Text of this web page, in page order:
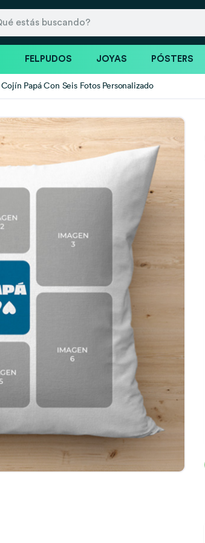
FELPUDOS JOYAS PÓSTERS
Cojín Papá Con Seis Fotos Personalizado